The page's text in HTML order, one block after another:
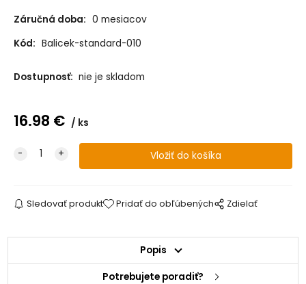
Záručná doba: 0 mesiacov
Kód: Balicek-standard-010
Dostupnosť: nie je skladom
16.98 € ks
Sledovať produkt Pridať do obľúbených Zdielať
Popis
Potrebujete poradiť?